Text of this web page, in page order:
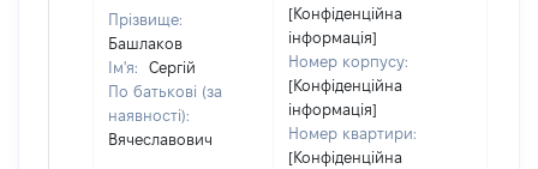
Прізвище:
Башлаков
Ім'я:
Сергій
По батькові (за
наявності):
Вячеславович
[Конфіденційна
інформація]
Номер корпусу:
[Конфіденційна
інформація]
Номер квартири:
[Конфіденційна